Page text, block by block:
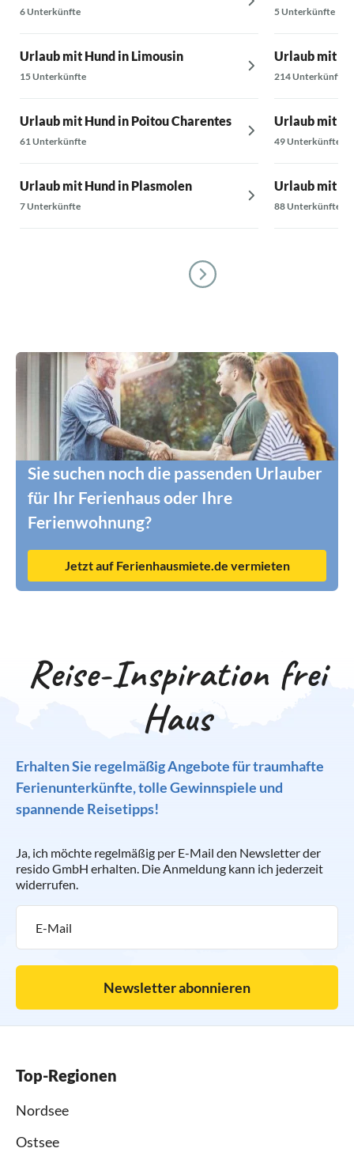
6 Unterkünfte
Urlaub mit Hund in Limousin
15 Unterkünfte
Urlaub mit Hund in Poitou Charentes
61 Unterkünfte
Urlaub mit Hund in Plasmolen
7 Unterkünfte
5 Unterkünfte
Urlaub mit
214 Unterkünfte
Urlaub mit
49 Unterkünfte
Urlaub mit
88 Unterkünfte
Sie suchen noch die passenden Urlauber
für Ihr Ferienhaus oder Ihre
Ferienwohnung?
Jetzt auf Ferienhausmiete.de vermieten
Reise-Inspiration frei
Haus
Erhalten Sie regelmäßig Angebote für traumhafte
Ferienunterkünfte, tolle Gewinnspiele und
spannende Reisetipps!
Ja, ich möchte regelmäßig per E-Mail den Newsletter der
resido GmbH erhalten. Die Anmeldung kann ich jederzeit
widerrufen.
Newsletter abonnieren
Top-Regionen
Nordsee
Ostsee